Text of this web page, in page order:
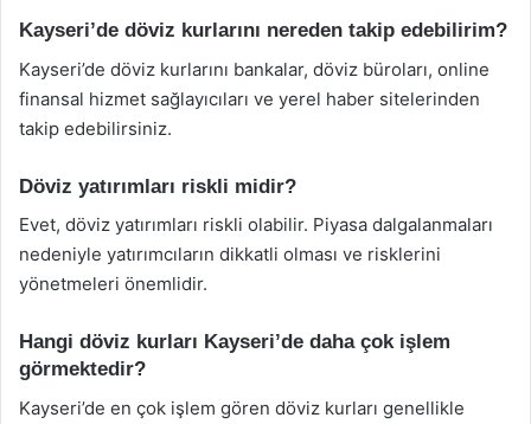
Kayseri’de döviz kurlarını nereden takip edebilirim?
Kayseri’de döviz kurlarını bankalar, döviz büroları, online
finansal hizmet sağlayıcıları ve yerel haber sitelerinden
takip edebilirsiniz.
Döviz yatırımları riskli midir?
Evet, döviz yatırımları riskli olabilir. Piyasa dalgalanmaları
nedeniyle yatırımcıların dikkatli olması ve risklerini
yönetmeleri önemlidir.
Hangi döviz kurları Kayseri’de daha çok işlem
görmektedir?
Kayseri’de en çok işlem gören döviz kurları genellikle